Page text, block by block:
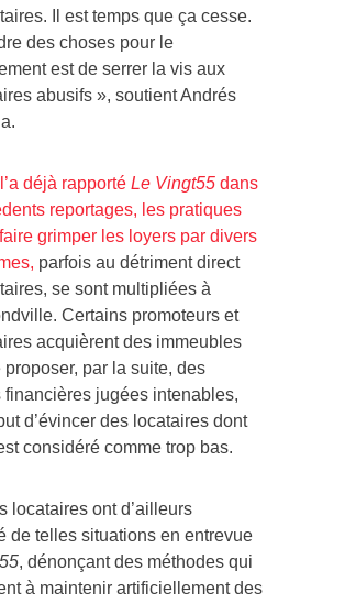
Il est temps que ça cesse.
des choses pour le
est de serrer la vis aux
abusifs », soutient Andrés
l’a déjà rapporté Le Vingt55 dans
reportages, les pratiques
grimper les loyers par divers
parfois au détriment direct
se sont multipliées à
Certains promoteurs et
acquièrent des immeubles
proposer, par la suite, des
financières jugées intenables,
d’évincer des locataires dont
considéré comme trop bas.
locataires ont d’ailleurs
de telles situations en entrevue
, dénonçant des méthodes qui
à maintenir artificiellement des